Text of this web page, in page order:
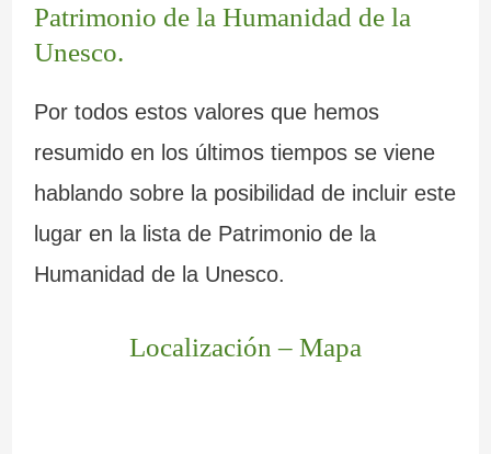
Patrimonio de la Humanidad de la
Unesco.
Por todos estos valores que hemos
resumido en los últimos tiempos se viene
hablando sobre la posibilidad de incluir este
lugar en la lista de Patrimonio de la
Humanidad de la Unesco.
Localización – Mapa